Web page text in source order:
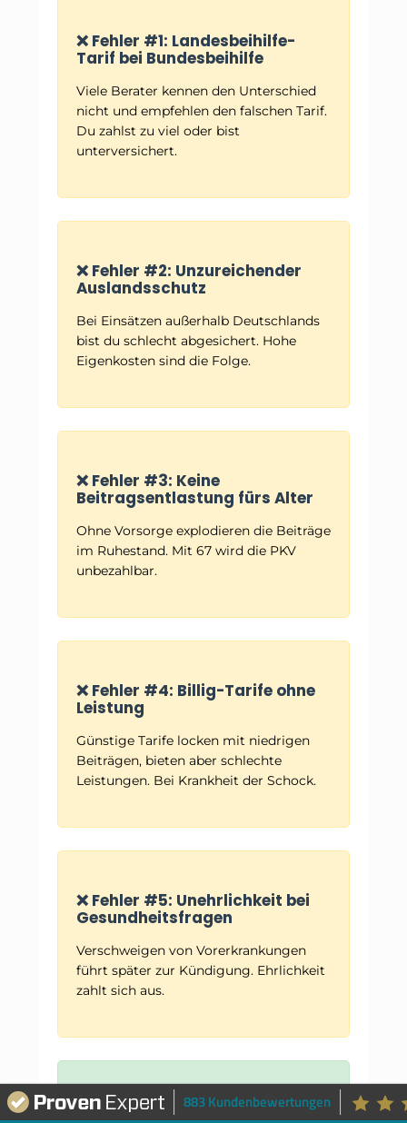
❌ Fehler #1: Landesbeihilfe-
Tarif bei Bundesbeihilfe
Viele Berater kennen den Unterschied
nicht und empfehlen den falschen Tarif.
Du zahlst zu viel oder bist
unterversichert.
❌ Fehler #2: Unzureichender
Auslandsschutz
Bei Einsätzen außerhalb Deutschlands
bist du schlecht abgesichert. Hohe
Eigenkosten sind die Folge.
❌ Fehler #3: Keine
Beitragsentlastung fürs Alter
Ohne Vorsorge explodieren die Beiträge
im Ruhestand. Mit 67 wird die PKV
unbezahlbar.
❌ Fehler #4: Billig-Tarife ohne
Leistung
Günstige Tarife locken mit niedrigen
Beiträgen, bieten aber schlechte
Leistungen. Bei Krankheit der Schock.
❌ Fehler #5: Unehrlichkeit bei
Gesundheitsfragen
Verschweigen von Vorerkrankungen
führt später zur Kündigung. Ehrlichkeit
zahlt sich aus.
✅ Mit uns passiert dir das
883 Kundenbewertungen